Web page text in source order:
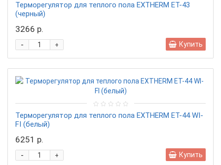
Терморегулятор для теплого пола EXTHERM ET-43
(черный)
3266 р.
+
- Купить
Терморегулятор для теплого пола EXTHERM ET-44 WI-
FI (белый)
6251 р.
+
- Купить